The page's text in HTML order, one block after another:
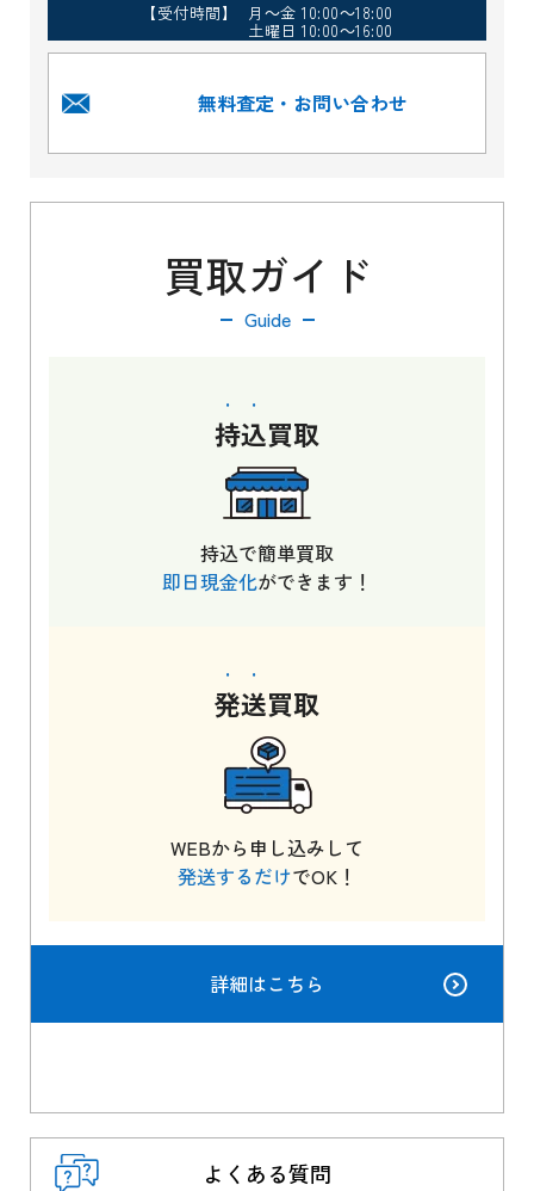
【受付時間】 月～金 10:00～18:00
土曜日 10:00～16:00
無料査定・お問い合わせ
買取ガイド
Guide
持込買取
持込で簡単買取
即日現金化ができます！
発送買取
WEBから申し込みして
発送するだけでOK！
詳細はこちら
よくある質問